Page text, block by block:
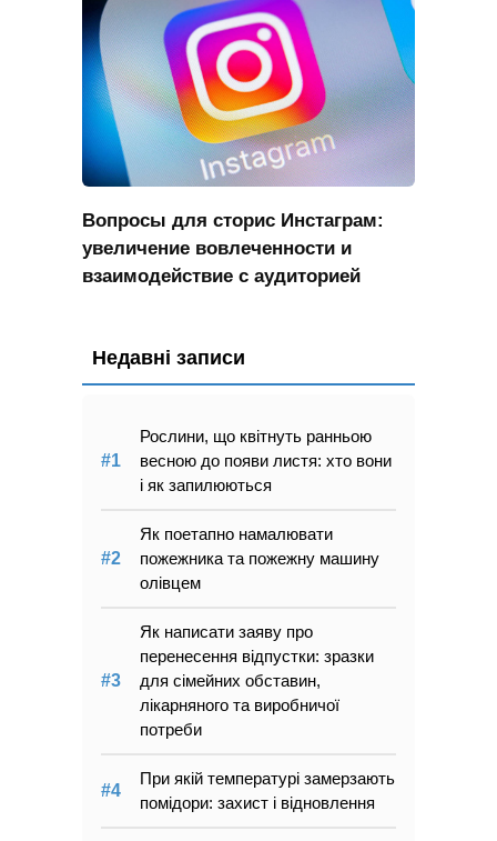
Вопросы для сторис Инстаграм:
увеличение вовлеченности и
взаимодействие с аудиторией
Недавні записи
Рослини, що квітнуть ранньою
весною до появи листя: хто вони
і як запилюються
Як поетапно намалювати
пожежника та пожежну машину
олівцем
Як написати заяву про
перенесення відпустки: зразки
для сімейних обставин,
лікарняного та виробничої
потреби
При якій температурі замерзають
помідори: захист і відновлення